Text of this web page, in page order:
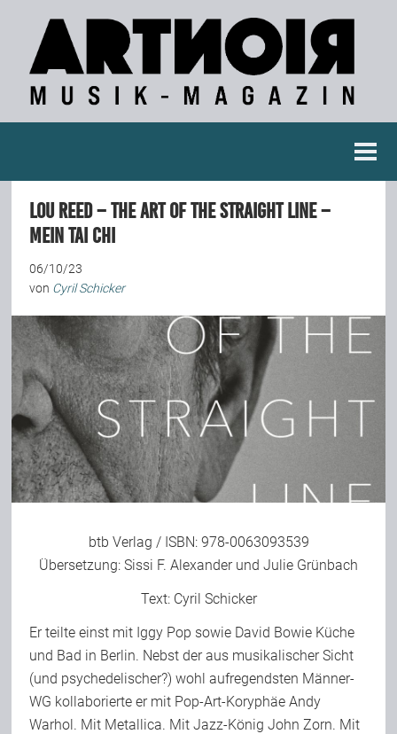
Konzertberichte
Fotoreportagen
Interviews
Weitere Berichte
Bild-Archiv
Alles andere
Backstage
Lou Reed – The Art Of The Straight Line –
Mein Tai Chi
06/10/23
von Cyril Schicker
btb Verlag / ISBN: 978-0063093539
Übersetzung: Sissi F. Alexander und Julie Grünbach
Text: Cyril Schicker
Er teilte einst mit Iggy Pop sowie David Bowie Küche
und Bad in Berlin. Nebst der aus musikalischer Sicht
(und psychedelischer?) wohl aufregendsten Männer-
WG kollaborierte er mit Pop-Art-Koryphäe Andy
Warhol. Mit Metallica. Mit Jazz-König John Zorn. Mit